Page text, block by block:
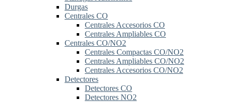
Durgas
Centrales CO
Centrales Accesorios CO
Centrales Ampliables CO
Centrales CO/NO2
Centrales Compactas CO/NO2
Centrales Ampliables CO/NO2
Centrales Accesorios CO/NO2
Detectores
Detectores CO
Detectores NO2